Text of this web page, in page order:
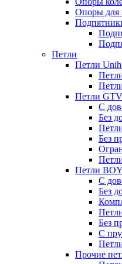
Опоры для
Петли
Петли
Петли GTV
С
Без
Без
Петли
С
Без
Без
С
Прочие